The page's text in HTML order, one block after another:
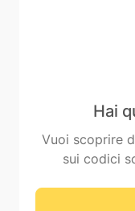
Hai
Vuoi scoprire
sui codici